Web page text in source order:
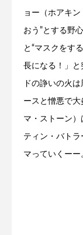
ョー（ホアキ
おう”とする野
と“マスクをす
長になる！」と
ドの諍いの火
ースと憎悪で
マ・ストーン
ティン・バト
マっていくーー